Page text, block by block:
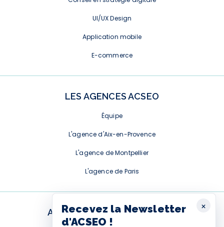
×
Recevez la Newsletter
d'ACSEO !
UI/UX Design
Application mobile
E-commerce
LES AGENCES ACSEO
Équipe
L'agence d'Aix-en-Provence
L'agence de Montpellier
L'agence de Paris
ABONNEMENT NEWSLETTER